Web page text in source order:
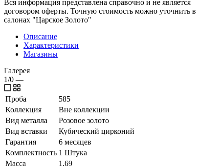
Вся информация представлена справочно и не является
договором оферты. Точную стоимость можно уточнить в
салонах "Царское Золото"
Описание
Характеристики
Магазины
Галерея
1/0 —
Проба
585
Коллекция
Вне коллекции
Вид металла
Розовое золото
Вид вставки
Кубический цирконий
Гарантия
6 месяцев
Комплектность 1 Штука
Масса
1.69